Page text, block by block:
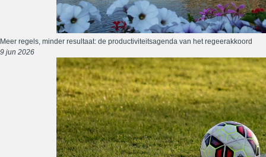
Meer regels, minder resultaat: de productiviteitsagenda van het regeerakkoord
9 jun 2026